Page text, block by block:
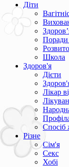
Діти
Поради
Школа
Здоров'я
Дієти
Лікар
Спосіб
Різне
Сім'я
Секс
Хобі